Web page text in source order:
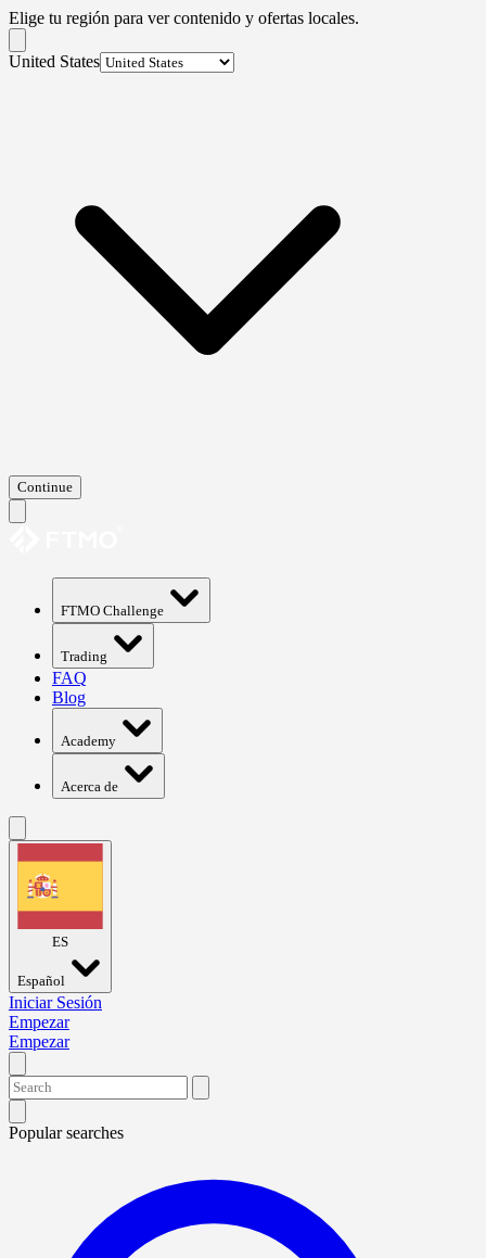
Elige tu región para ver contenido y ofertas locales.
United States
Continue
FTMO Challenge
Trading
FAQ
Blog
Academy
Acerca de
ES
Español
Iniciar Sesión
Empezar
Empezar
Popular searches